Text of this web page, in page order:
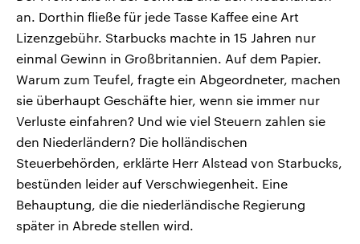
an. Dorthin fließe für jede Tasse Kaffee eine Art
Lizenzgebühr. Starbucks machte in 15 Jahren nur
einmal Gewinn in Großbritannien. Auf dem Papier.
Warum zum Teufel, fragte ein Abgeordneter, machen
sie überhaupt Geschäfte hier, wenn sie immer nur
Verluste einfahren? Und wie viel Steuern zahlen sie
den Niederländern? Die holländischen
Steuerbehörden, erklärte Herr Alstead von Starbucks,
bestünden leider auf Verschwiegenheit. Eine
Behauptung, die die niederländische Regierung
später in Abrede stellen wird.